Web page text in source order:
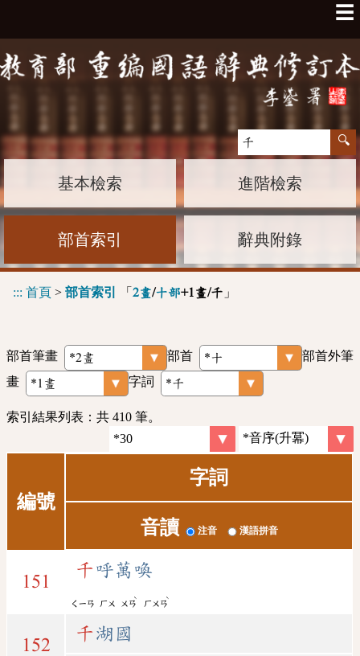
☰
基本檢索 進階檢索
部首索引 辭典附錄
::: 首頁 > 部首索引 「 2畫/十部+1畫/千 」
部首筆畫 部首
部首外筆
畫
字詞
索引結果列表：共 410 筆。
編號
字詞
音讀 注音 漢語拼音
151
千呼萬喚
ㄑㄧㄢ ㄏㄨ ㄨㄢ
ˋ
ㄏㄨㄢ
ˋ
152
千湖國